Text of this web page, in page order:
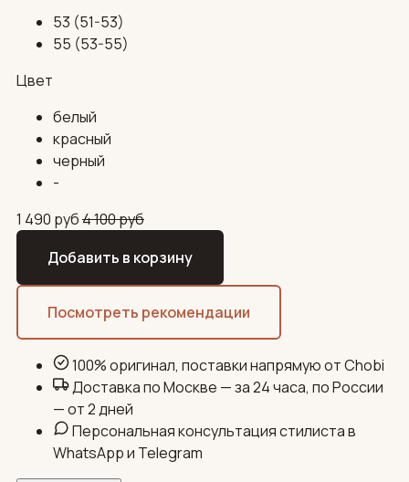
53 (51-53)
55 (53-55)
Цвет
белый
красный
черный
-
1 490 руб4 100руб
Добавить в корзину
Посмотреть рекомендации
100% оригинал, поставки напрямую от Chobi
Доставка по Москве — за 24 часа, по России
— от 2 дней
Персональная консультация стилиста в
WhatsApp и Telegram